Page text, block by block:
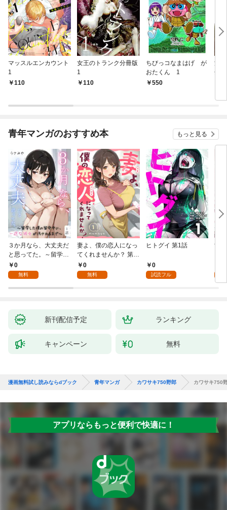
マッスルエンカウント
1
110
女王のトランク分冊版
1
110
ちびっコなまはげ が
おたくん 1
550
深
分
青年マンガのおすすめ本 もっと見る
３か月なら、大丈夫だ
と思ってた。～留学し
た僕の留守中に、一途
な彼女が汚されるまで
0
無料
妻よ、僕の恋人になっ
てくれませんか？ 第1
話0
無料
ヒトグイ 第1話
0
試読フル
世
新刊配信予定 ランキング
キャンペーン 無料
漫画無料試し読みならdブック 青年マンガ カワサキ750野郎 カワサキ750
アプリならもっと便利で快適に！